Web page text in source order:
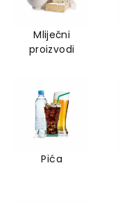
Mliječni
proizvodi
Pića